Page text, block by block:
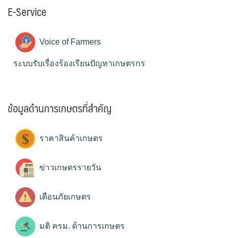
E-Service
Voice of Farmers
ระบบรับเรื่องร้องเรียนปัญหาเกษตรกร
ข้อมูลด้านการเกษตรที่สำคัญ
ราคาสินค้าเกษตร
ข่าวเกษตรรายวัน
เตือนภัยเกษตร
มติ ครม. ด้านการเกษตร